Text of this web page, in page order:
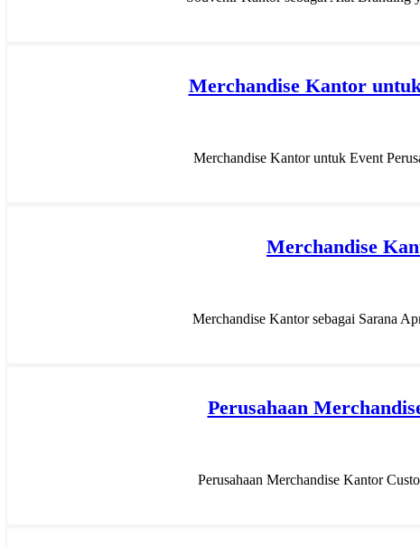
Merchandise Kantor
Merchandise Kantor untuk Event
Merchandise
Merchandise Kantor sebagai Sarana
Perusahaan
Perusahaan Merchandise Kantor